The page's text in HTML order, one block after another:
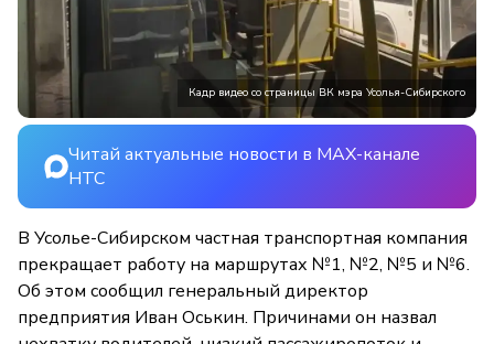
Кадр видео со страницы ВК мэра Усолья-Сибирского
Читай актуальные новости в MAX-канале
НТС
В Усолье-Сибирском частная транспортная компания
прекращает работу на маршрутах №1, №2, №5 и №6.
Об этом сообщил генеральный директор
предприятия Иван Оськин. Причинами он назвал